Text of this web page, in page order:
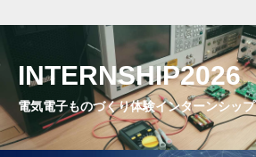
INTERNSHIP2026
電気電子ものづくり体験インターンシップ